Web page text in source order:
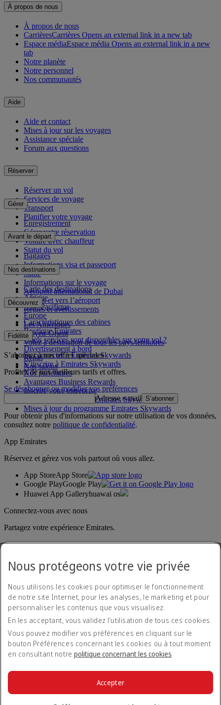
À propos de nous
À propos de nous
CarrièresCarrières Opens an external link in a new tab
Espace médiaEspace média Opens an external link in a new
tab
Notre planète
Notre personnel
Nos communautés
Aide
Aide et contact
Mises à jour sur les voyages
Assistance spéciale
Forum aux questions
Réserver
Réserver un vol
Services de voyage
Transport
Planifier votre voyage
Gérer
Enregistrement
Gérer votre réservation
Voiture avec chauffeur
Statut du vol
Avant le départ
Bagages
Informations visa et passeport
Santé
Informations sur le voyage
Aéroport international de Dubai
Depuis et vers l’aéroport
Règles et avertissements
Nos destinations
Carte des destinations
Afrique
Asie-Pacifique
Europe
Les Amériques
Moyen-Orient
Volez à destination de tous les pays/territoires
Découvrez
Caractéristiques des cabines
Boutique Emirates
Quels services sont disponibles sur votre vol ?
Divertissement à bord
Repas
Nos salons
Fidélité
Se connecter à Emirates Skywards
S’inscrire à Emirates Skywards
Nos partenaires
Avantages Business Rewards
Inscrire votre entreprise
Règles du programme Emirates Skywards
Mises à jour du programme Emirates Skywards
S’abonner à nos offres spéciales
Profitez de nos meilleurs tarifs et offres.
Se désabonner ou modifier vos préférences
Adresse e-mail S’abonner
Pour obtenir plus d'informations sur notre utilisation de vos données,
consultez notre politique de confidentialité.
App Emirates
Réservez et gérez vos vols partout où vous allez.
App StoreApp Store
Google PlayGoogle Play
Huawei App Galleryhuawai os
Connectez-vous avec nous
Partagez votre expérience Emirates.
Déclaration d'accessibilité
Nous contacter
Politique de confidentialité
Conditions générales
Politique en matière de cookies
Cyber-sécurité
© 2026 The Emirates Group. Tous droits réservés.
Nous protégeons votre vie privée
Nous utilisons les cookies pour optimiser le fonctionnement
de notre site Internet, pour les analyses, le marketing et pour
personnaliser les contenus que vous visualisez.
En les acceptant, vous validez l’utilisation de tous ces cookies.
Vous pouvez modifier vos préférences en cliquant sur le
bouton Préférences concernant les cookies ou à tout moment
en consultant notrepolitique concernant les cookies.
Accepter